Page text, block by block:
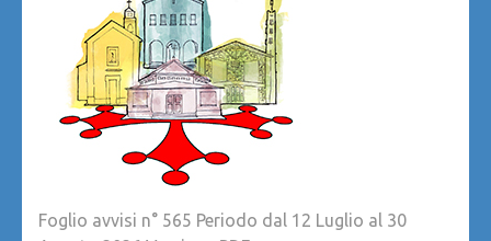
Foglio avvisi n° 565 Periodo dal 12 Luglio al 30